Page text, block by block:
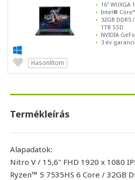
16" WUXGA
Intel®
32GB DDR5
1TB SSD
NVIDIA
3 év
Hasonlítom
Termékleírás
Alapadatok:
Nitro V / 15,6" FHD 1920 x 1080
Ryzen™ 5 7535HS 6 Core / 32GB